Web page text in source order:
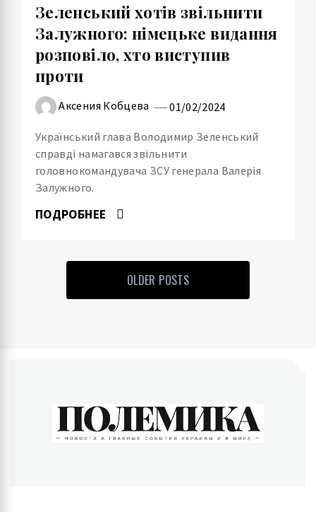
Зеленський хотів звільнити
Залужного: німецьке видання
розповіло, хто виступив
проти
Аксения Кобцева 01/02/2024
Український глава Володимир Зеленський
справді намагався звільнити
головнокомандувача ЗСУ генерала Валерія
Залужного.
ПОДРОБНЕЕ
OLDER POSTS